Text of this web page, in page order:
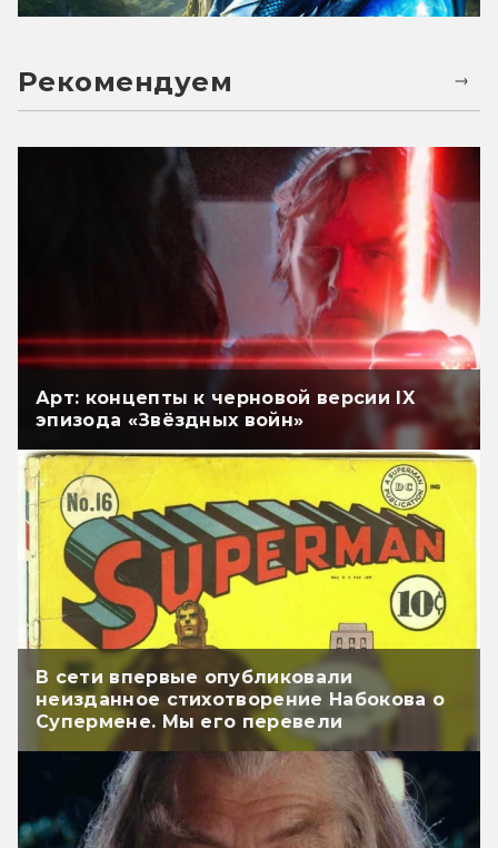
Рекомендуем
Арт: концепты к черновой версии IX
эпизода «Звёздных войн»
В сети впервые опубликовали
неизданное стихотворение Набокова о
Супермене. Мы его перевели